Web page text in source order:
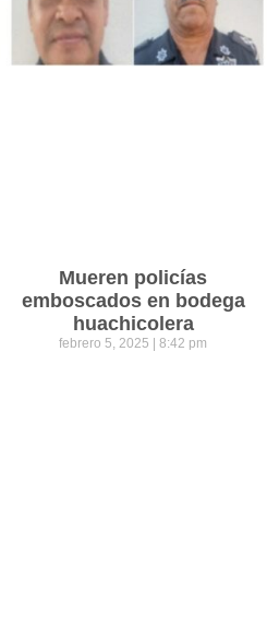
Mueren policías
emboscados en bodega
huachicolera
febrero 5, 2025 8:42 pm